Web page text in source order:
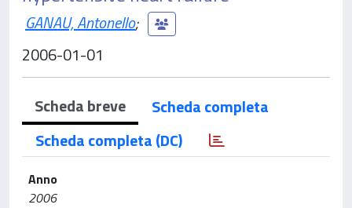
GANAU, Antonello;
2006-01-01
Scheda breve
Scheda completa
Scheda completa (DC)
Anno
2006